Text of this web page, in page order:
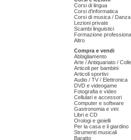
Corsi di lingua
Corsi d'informatica
Corsi di musica /
Lezioni private
Scambi linguistici
Formazione
Altro
Compra e vendi
Abbigliamento
Arte / Antiquariato /
Articoli per bambini
Articoli sportivi
Audio / TV / Elettronica
DVD e videogame
Fotografia e video
Cellulari e accessori
Computer e software
Gastronomia e vini
Libri e CD
Orologi e gioielli
Per la casa e il giardino
Strumenti musicali
Baratto